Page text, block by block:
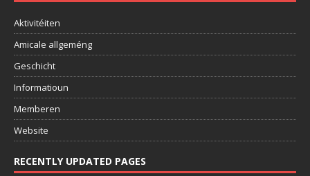
Aktivitéiten
Amicale allgeméng
Geschicht
Informatioun
Memberen
Website
RECENTLY UPDATED PAGES